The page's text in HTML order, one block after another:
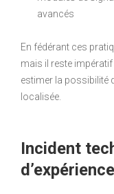
avancés
En fédérant ces
mais il reste
estimer la possibilité
localisée.
Incident
d’expérience